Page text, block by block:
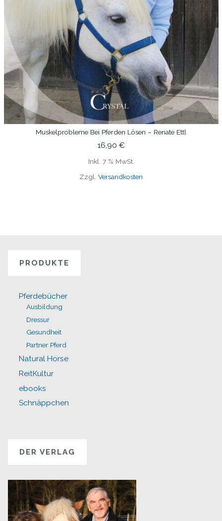
IN DEN WARENKORB
Muskelprobleme Bei Pferden Lösen – Renate Ettl
16,90 €
Inkl. 7 % MwSt.
Zzgl. Versandkosten
PRODUKTE
Pferdebücher
Ausbildung
Dressur
Gesundheit
Partner Pferd
Natural Horse
ReitKultur
ebooks
Schnäppchen
DER VERLAG